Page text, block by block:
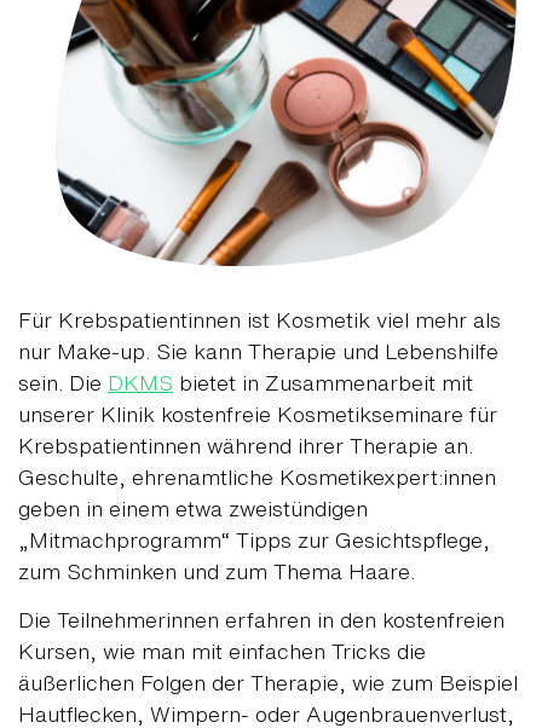
Für Krebspatientinnen ist Kosmetik viel mehr als
nur Make-up. Sie kann Therapie und Lebenshilfe
sein. Die DKMS bietet in Zusammenarbeit mit
unserer Klinik kostenfreie Kosmetikseminare für
Krebspatientinnen während ihrer Therapie an.
Geschulte, ehrenamtliche Kosmetikexpert:innen
geben in einem etwa zweistündigen
„Mitmachprogramm“ Tipps zur Gesichtspflege,
zum Schminken und zum Thema Haare.
Die Teilnehmerinnen erfahren in den kostenfreien
Kursen, wie man mit einfachen Tricks die
äußerlichen Folgen der Therapie, wie zum Beispiel
Hautflecken, Wimpern- oder Augenbrauenverlust,